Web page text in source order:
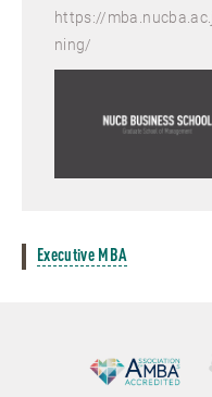
https://
ning/
Executive MBA